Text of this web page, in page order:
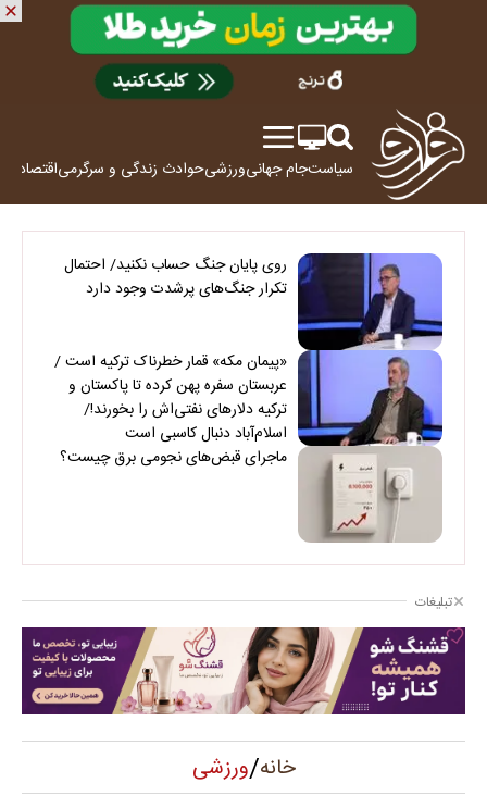
سیاستجام جهانیورزشیحوادث زندگی و سرگرمیاقتصاد
روی پایان جنگ حساب نکنید/ احتمال
تکرار جنگ‌های پرشدت وجود دارد
«پیمان مکه» قمار خطرناک ترکیه است /
عربستان سفره پهن کرده تا پاکستان و
ترکیه دلارهای نفتی‌اش را بخورند!/
اسلام‌آباد دنبال کاسبی است
ماجرای قبض‌های نجومی برق چیست؟
تبلیغات
خانه/ورزشی